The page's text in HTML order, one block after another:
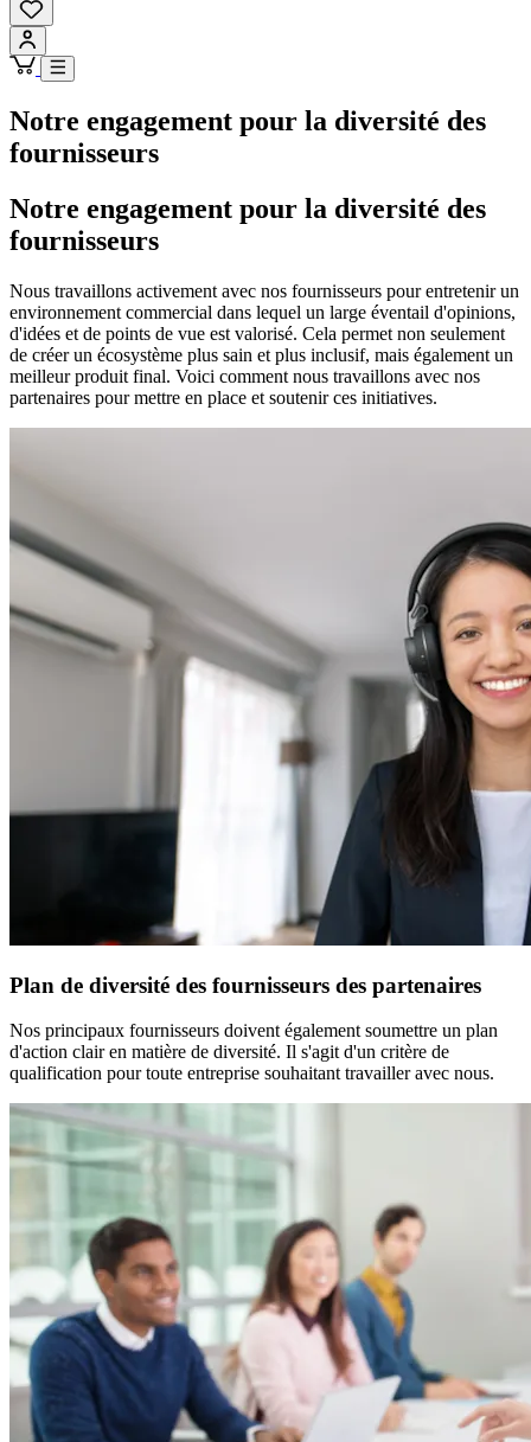
Notre engagement pour la diversité des
fournisseurs
Notre engagement pour la diversité des
fournisseurs
Nous travaillons activement avec nos fournisseurs pour entretenir un
environnement commercial dans lequel un large éventail d'opinions,
d'idées et de points de vue est valorisé. Cela permet non seulement
de créer un écosystème plus sain et plus inclusif, mais également un
meilleur produit final. Voici comment nous travaillons avec nos
partenaires pour mettre en place et soutenir ces initiatives.
Plan de diversité des fournisseurs des partenaires
Nos principaux fournisseurs doivent également soumettre un plan
d'action clair en matière de diversité. Il s'agit d'un critère de
qualification pour toute entreprise souhaitant travailler avec nous.